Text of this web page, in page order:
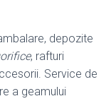
depozite
, rafturi
Service de
a geamului